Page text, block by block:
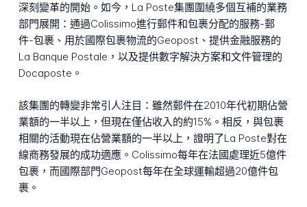
深刻變革的開始。如今，La Poste集團圍繞多個互補的業務
部門展開：通過Colissimo進行郵件和包裹分配的服務-郵
件-包裹、用於國際包裹物流的Geopost、提供金融服務的
La Banque Postale，以及提供數字解決方案和文件管理的
Docaposte。
該集團的轉變非常引人注目：雖然郵件在2010年代初期佔營
業額的一半以上，但現在僅佔收入的約15%。相反，與包裹
相關的活動現在佔營業額的一半以上，證明了La Poste對在
線商務發展的成功適應。Colissimo每年在法國處理近5億件
包裹，而國際部門Geopost每年在全球運輸超過20億件包
裹。